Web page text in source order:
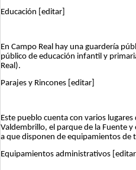
Educación [editar]
En Campo Real hay una guardería
público de educación infantil y
Real).
Parajes y Rincones [editar]
Este pueblo cuenta con varios
Valdembrillo, el parque de la Fuente y
a que disponen de equipamientos de
Equipamientos administrativos [editar]